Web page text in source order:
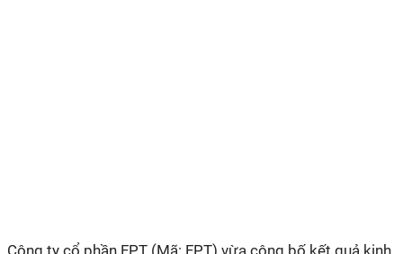
Công ty cổ phần FPT (Mã: FPT) vừa công bố kết quả kinh